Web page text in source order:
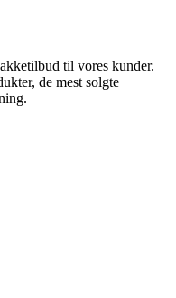
til vores kunder.
de mest solgte